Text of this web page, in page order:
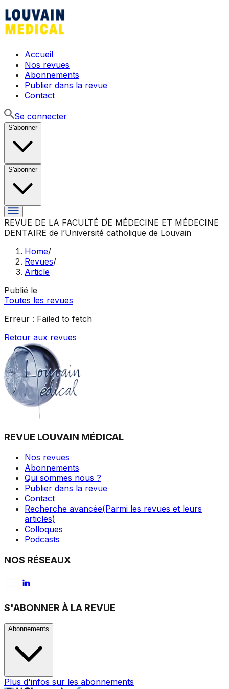
Accueil
Nos revues
Abonnements
Publier dans la revue
Contact
Se connecter
S'abonner
S'abonner
REVUE DE LA FACULTÉ DE MÉDECINE ET MÉDECINE
DENTAIRE de l’Université catholique de Louvain
Home/
Revues/
Article
Publié le
Toutes les revues
Erreur : Failed to fetch
Retour aux revues
REVUE LOUVAIN MÉDICAL
Nos revues
Abonnements
Qui sommes nous ?
Publier dans la revue
Contact
Recherche avancée(Parmi les revues et leurs
articles)
Colloques
Podcasts
NOS RÉSEAUX
S'ABONNER À LA REVUE
Abonnements
Plus d'infos sur les abonnements